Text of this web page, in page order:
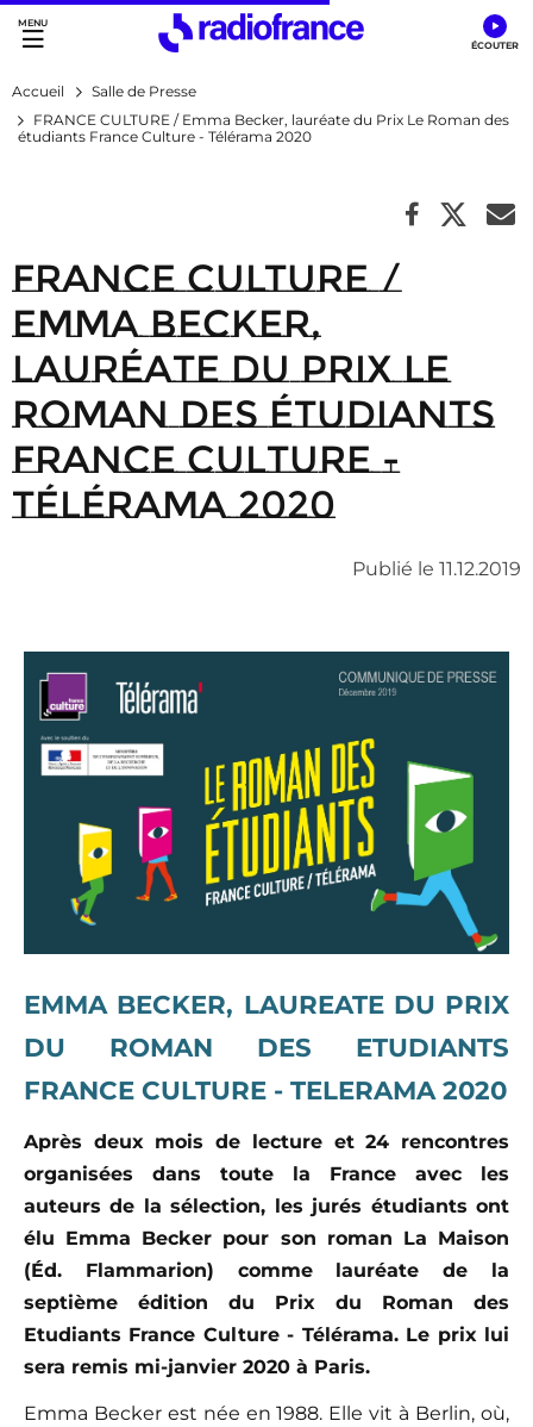
Accès direct :
Menu principal
Contenu
Accueil
Salle de Presse
FRANCE CULTURE / Emma Becker, lauréate du Prix Le Roman des
étudiants France Culture - Télérama 2020
FRANCE CULTURE /
Emma Becker,
lauréate du Prix Le
Roman des étudiants
France Culture -
Télérama 2020
Publié le 11.12.2019
EMMA BECKER, LAUREATE DU PRIX
DU ROMAN DES ETUDIANTS
FRANCE CULTURE - TELERAMA 2020
Après deux mois de lecture et 24 rencontres
organisées dans toute la France avec les
auteurs de la sélection, les jurés étudiants ont
élu Emma Becker pour son roman La Maison
(Éd. Flammarion) comme lauréate de la
septième édition du Prix du Roman des
Etudiants France Culture - Télérama. Le prix lui
sera remis mi-janvier 2020 à Paris.
Emma Becker est née en 1988. Elle vit à Berlin, où,